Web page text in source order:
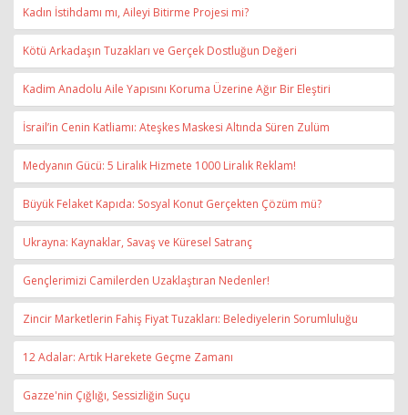
Kadın İstihdamı mı, Aileyi Bitirme Projesi mi?
Kötü Arkadaşın Tuzakları ve Gerçek Dostluğun Değeri
Kadim Anadolu Aile Yapısını Koruma Üzerine Ağır Bir Eleştiri
İsrail’in Cenin Katliamı: Ateşkes Maskesi Altında Süren Zulüm
Medyanın Gücü: 5 Liralık Hizmete 1000 Liralık Reklam!
Büyük Felaket Kapıda: Sosyal Konut Gerçekten Çözüm mü?
Ukrayna: Kaynaklar, Savaş ve Küresel Satranç
Gençlerimizi Camilerden Uzaklaştıran Nedenler!
Zincir Marketlerin Fahiş Fiyat Tuzakları: Belediyelerin Sorumluluğu
12 Adalar: Artık Harekete Geçme Zamanı
Gazze'nin Çığlığı, Sessizliğin Suçu